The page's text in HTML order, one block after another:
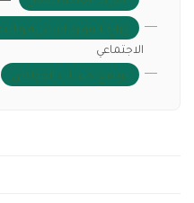
وزارة الموارد البشرية
الاجتماعي
برنامج حساب المواطن